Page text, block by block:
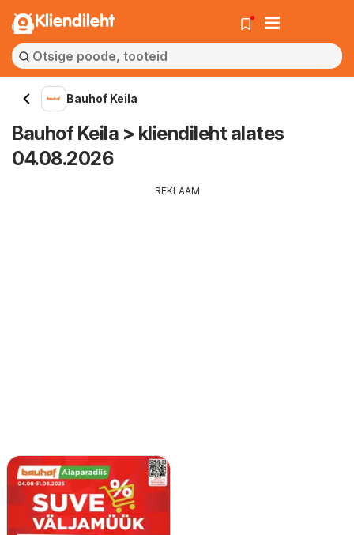
Kliendileht
Bauhof Keila
Bauhof Keila > kliendileht alates
04.08.2026
REKLAAM